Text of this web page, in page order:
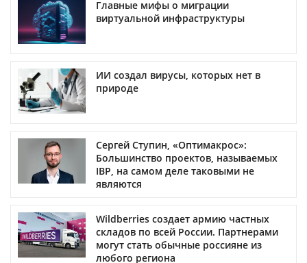
Главные мифы о миграции
виртуальной инфраструктуры
ИИ создал вирусы, которых нет в
природе
Сергей Ступин, «Оптимакрос»:
Большинство проектов, называемых
IBP, на самом деле таковыми не
являются
Wildberries создает армию частных
складов по всей России. Партнерами
могут стать обычные россияне из
любого региона